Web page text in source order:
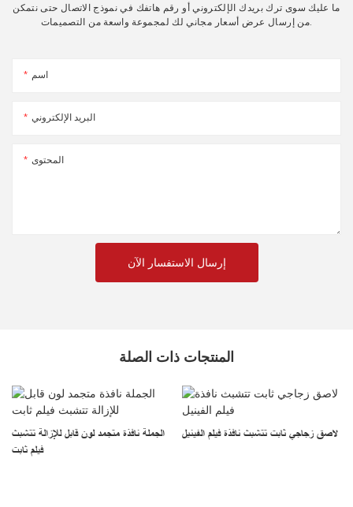
ما عليك سوى ترك بريدك الإلكتروني أو رقم هاتفك في نموذج الاتصال حتى نتمكن
اسم
البريد الإلكتروني
المحتوى
إرسال الاستفسار الآن
المنتجات ذات الصلة
الجملة نافذة متجمد لون قابل للإزالة تتشبث
فيلم ثابت
لاصق زجاجي ثابت تتشبث نافذة فيلم الفينيل